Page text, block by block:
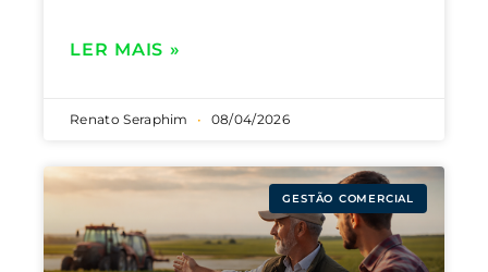
LER MAIS »
Renato Seraphim 08/04/2026
GESTÃO COMERCIAL